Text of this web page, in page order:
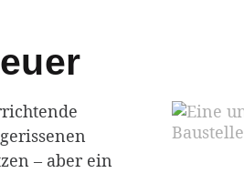
– aber ein